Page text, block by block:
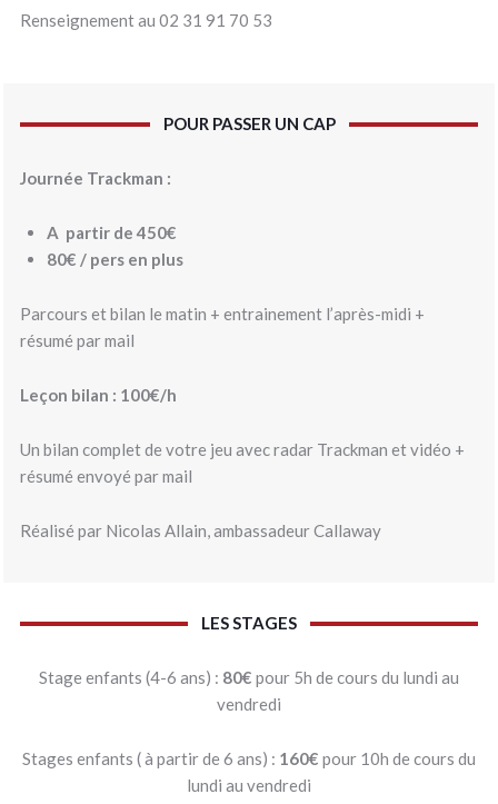
Renseignement au 02 31 91 70 53
POUR PASSER UN CAP
Journée Trackman :
A partir de 450€
80€ / pers en plus
Parcours et bilan le matin + entrainement l’après-midi +
résumé par mail
Leçon bilan : 100€/h
Un bilan complet de votre jeu avec radar Trackman et vidéo +
résumé envoyé par mail
Réalisé par Nicolas Allain, ambassadeur Callaway
LES STAGES
Stage enfants (4-6 ans) : 80€ pour 5h de cours du lundi au
vendredi
Stages enfants ( à partir de 6 ans) : 160€ pour 10h de cours du
lundi au vendredi